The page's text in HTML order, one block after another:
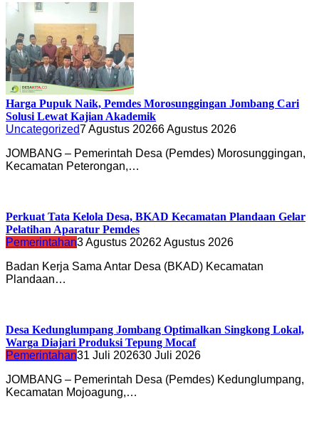
Harga Pupuk Naik, Pemdes Morosunggingan Jombang Cari
Solusi Lewat Kajian Akademik
Uncategorized7 Agustus 20266 Agustus 2026
JOMBANG – Pemerintah Desa (Pemdes) Morosunggingan,
Kecamatan Peterongan,…
Perkuat Tata Kelola Desa, BKAD Kecamatan Plandaan Gelar
Pelatihan Aparatur Pemdes
Pemerintahan3 Agustus 20262 Agustus 2026
Badan Kerja Sama Antar Desa (BKAD) Kecamatan
Plandaan…
Desa Kedunglumpang Jombang Optimalkan Singkong Lokal,
Warga Diajari Produksi Tepung Mocaf
Pemerintahan31 Juli 202630 Juli 2026
JOMBANG – Pemerintah Desa (Pemdes) Kedunglumpang,
Kecamatan Mojoagung,…